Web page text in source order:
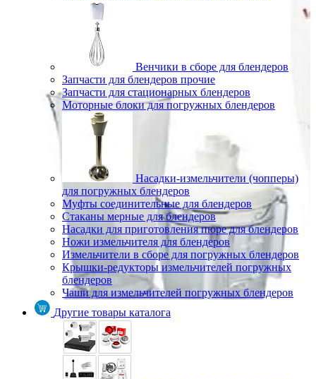
Венчики в сборе для блендеров
Запчасти для блендеров прочие
Запчасти для стационарных блендеров
Моторные блоки для погружных блендеров
Насадки-измельчители (чопперы)
для погружных блендеров
Муфты соединительные для блендеров
Стаканы мерные для блендеров
Насадки для приготовления пюре для блендеров
Ножи измельчителя для блендеров
Измельчители в сборе для погружных блендеров
Крышки-редукторы измельчителей погружных
блендеров
Чаши для измельчителей погружных блендеров
Другие товары каталога